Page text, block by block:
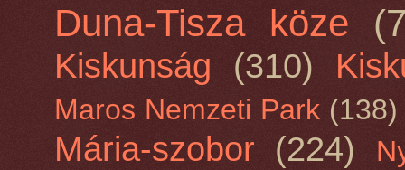
Duna-Tisza köze
Kiskunság (310)
Maros Nemzeti Park (138)
Mária-szobor (224)